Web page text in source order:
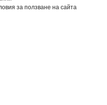
за ползване на сайта